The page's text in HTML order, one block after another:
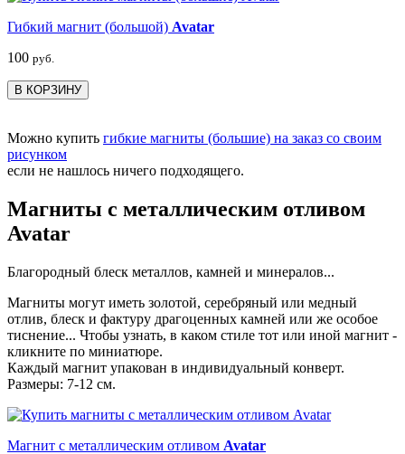
Гибкий магнит (большой) Avatar
100 руб.
В КОРЗИНУ
Можно купить гибкие магниты (большие) на заказ со своим
рисунком
если не нашлось ничего подходящего.
Магниты с металлическим отливом
Avatar
Благородный блеск металлов, камней и минералов...
Магниты могут иметь золотой, серебряный или медный
отлив, блеск и фактуру драгоценных камней или же особое
тиснение... Чтобы узнать, в каком стиле тот или иной магнит -
кликните по миниатюре.
Каждый магнит упакован в индивидуальный конверт.
Размеры: 7-12 см.
Магнит с металлическим отливом Avatar